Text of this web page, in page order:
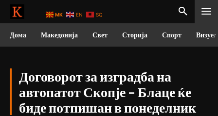
Дома Македонија Свет Сторија Спорт
Договорот за изградба на
автопатот Скопје – Блаце ќе
биде потпишан в понеделник
MK EN SQ